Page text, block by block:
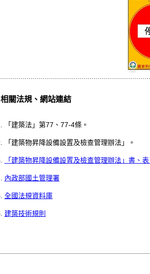
相關法規、網站連結
「建築法」第77、77-4條。
「建築物昇降設備設置及檢查管理辦法」。
「建築物昇降設備設置及檢查管理辦法」書、
內政部國土管理署
全國法規資料庫
建築技術規則